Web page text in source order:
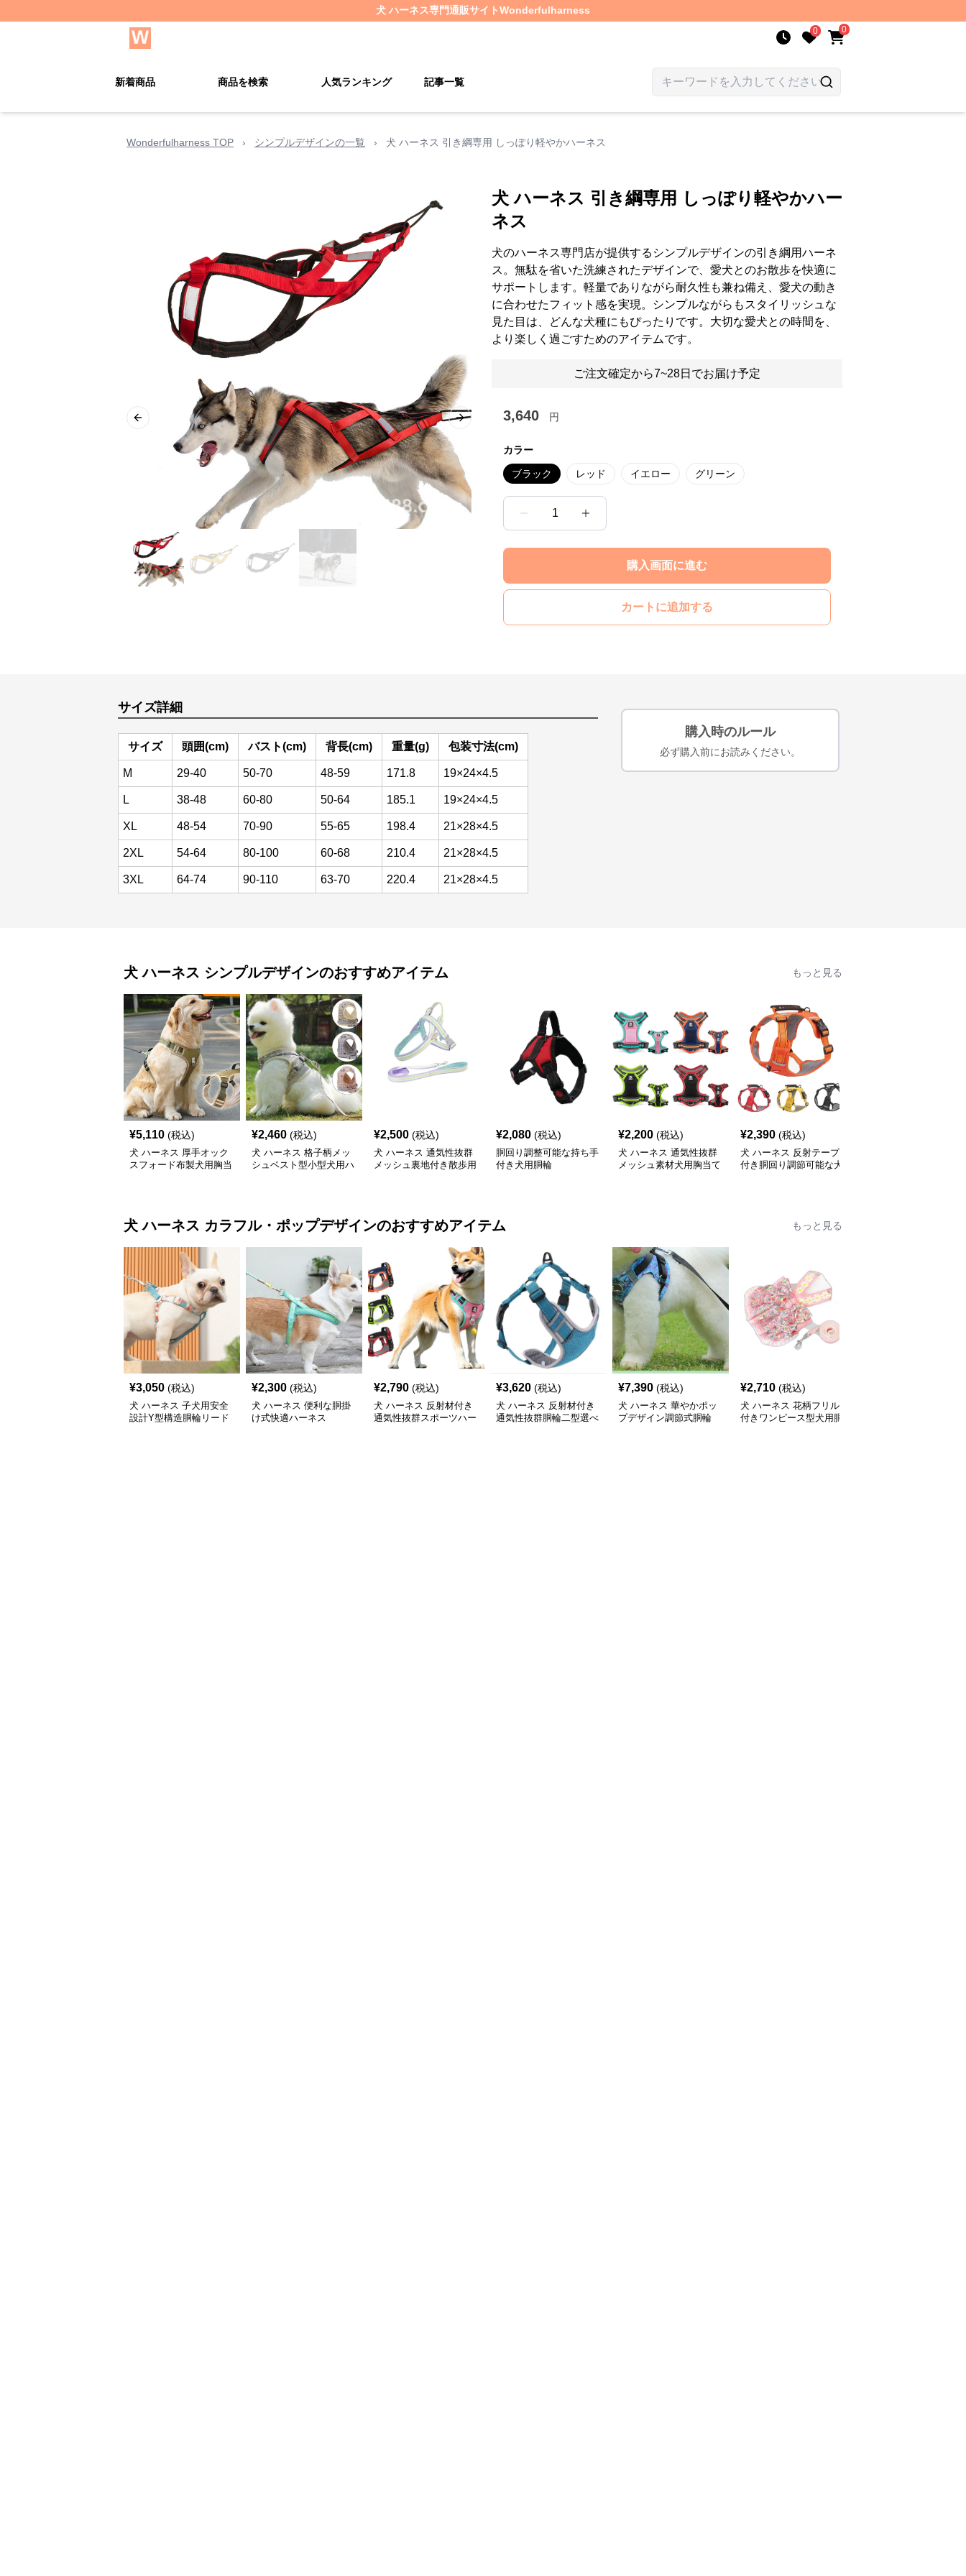
犬 ハーネス専門通販サイトWonderfulharness
0 0
新着商品 商品を検索 人気ランキング 記事一覧
Wonderfulharness TOP › シンプルデザインの一覧 › 犬 ハーネス 引き綱専用 しっぽり軽やかハーネス
Previous slide Next slide
犬 ハーネス 引き綱専用 しっぽり軽やかハー
ネス
犬のハーネス専門店が提供するシンプルデザインの引き綱用ハーネ
ス。無駄を省いた洗練されたデザインで、愛犬とのお散歩を快適に
サポートします。軽量でありながら耐久性も兼ね備え、愛犬の動き
に合わせたフィット感を実現。シンプルながらもスタイリッシュな
見た目は、どんな犬種にもぴったりです。大切な愛犬との時間を、
より楽しく過ごすためのアイテムです。
ご注文確定から7~28日でお届け予定
3,640 円
カラー
ブラック レッド イエロー グリーン
1
購入画面に進む
カートに追加する
サイズ詳細
サイズ 頭囲(cm) バスト(cm) 背長(cm) 重量(g) 包装寸法(cm)
M 29-40 50-70 48-59 171.8 19×24×4.5
L 38-48 60-80 50-64 185.1 19×24×4.5
XL 48-54 70-90 55-65 198.4 21×28×4.5
2XL 54-64 80-100 60-68 210.4 21×28×4.5
3XL 64-74 90-110 63-70 220.4 21×28×4.5
購入時のルール
必ず購入前にお読みください。
犬 ハーネス シンプルデザインのおすすめアイテム もっと見る
¥5,110 (税込)
犬 ハーネス 厚手オック
スフォード布製犬用胸当
¥2,460 (税込)
犬 ハーネス 格子柄メッ
シュベスト型小型犬用ハ
¥2,500 (税込)
犬 ハーネス 通気性抜群
メッシュ裏地付き散歩用
¥2,080 (税込)
胴回り調整可能な持ち手
付き犬用胴輪
¥2,200 (税込)
犬 ハーネス 通気性抜群
メッシュ素材犬用胸当て
¥2,390 (税込)
犬 ハーネス 反射テープ
付き胴回り調節可能な犬
犬 ハーネス カラフル・ポップデザインのおすすめアイテム もっと見る
¥3,050 (税込)
犬 ハーネス 子犬用安全
設計Y型構造胴輪リード
¥2,300 (税込)
犬 ハーネス 便利な胴掛
け式快適ハーネス
¥2,790 (税込)
犬 ハーネス 反射材付き
通気性抜群スポーツハー
¥3,620 (税込)
犬 ハーネス 反射材付き
通気性抜群胴輪二型選べ
¥7,390 (税込)
犬 ハーネス 華やかポッ
プデザイン調節式胴輪
¥2,710 (税込)
犬 ハーネス 花柄フリル
付きワンピース型犬用胴